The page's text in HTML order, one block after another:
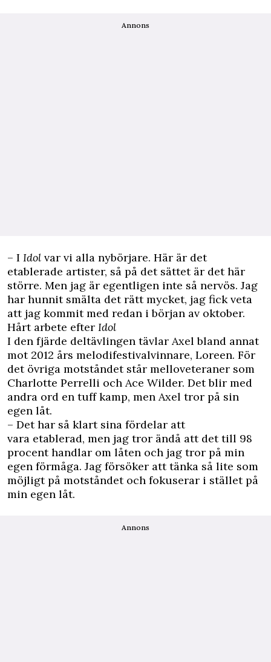
Annons
– I Idol var vi alla nybörjare. Här är det
etablerade artister, så på det sättet är det här
större. Men jag är egentligen inte så nervös. Jag
har hunnit smälta det rätt mycket, jag fick veta
att jag kommit med redan i början av oktober.
Hårt arbete efter Idol
I den fjärde deltävlingen tävlar Axel bland annat
mot 2012 års melodifestivalvinnare, Loreen. För
det övriga motståndet står melloveteraner som
Charlotte Perrelli och Ace Wilder. Det blir med
andra ord en tuff kamp, men Axel tror på sin
egen låt.
– Det har så klart sina fördelar att
vara etablerad, men jag tror ändå att det till 98
procent handlar om låten och jag tror på min
egen förmåga. Jag försöker att tänka så lite som
möjligt på motståndet och fokuserar i stället på
min egen låt.
Annons